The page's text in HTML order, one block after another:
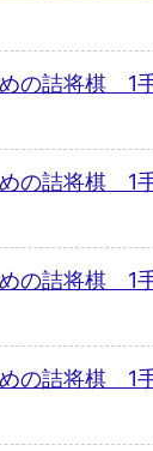
めの詰将棋 1
めの詰将棋 1
めの詰将棋 1
めの詰将棋 1